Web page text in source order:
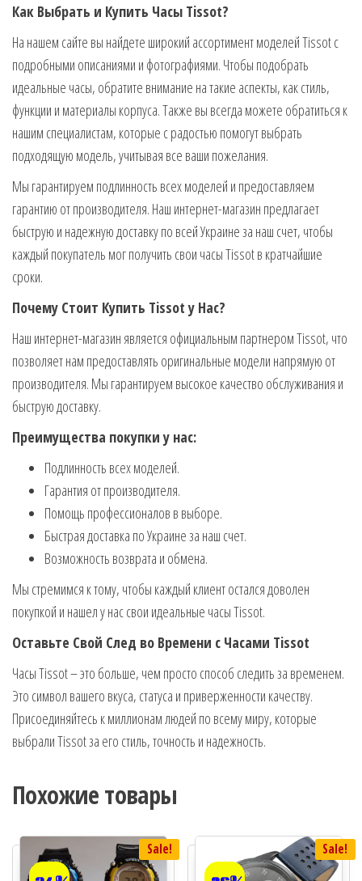
Как Выбрать и Купить Часы Tissot?
На нашем сайте вы найдете широкий ассортимент моделей Tissot с
подробными описаниями и фотографиями. Чтобы подобрать
идеальные часы, обратите внимание на такие аспекты, как стиль,
функции и материалы корпуса. Также вы всегда можете обратиться к
нашим специалистам, которые с радостью помогут выбрать
подходящую модель, учитывая все ваши пожелания.
Мы гарантируем подлинность всех моделей и предоставляем
гарантию от производителя. Наш интернет-магазин предлагает
быструю и надежную доставку по всей Украине за наш счет, чтобы
каждый покупатель мог получить свои часы Tissot в кратчайшие
сроки.
Почему Стоит Купить Tissot у Нас?
Наш интернет-магазин является официальным партнером Tissot, что
позволяет нам предоставлять оригинальные модели напрямую от
производителя. Мы гарантируем высокое качество обслуживания и
быструю доставку.
Преимущества покупки у нас:
Подлинность всех моделей.
Гарантия от производителя.
Помощь профессионалов в выборе.
Быстрая доставка по Украине за наш счет.
Возможность возврата и обмена.
Мы стремимся к тому, чтобы каждый клиент остался доволен
покупкой и нашел у нас свои идеальные часы Tissot.
Оставьте Свой След во Времени с Часами Tissot
Часы Tissot – это больше, чем просто способ следить за временем.
Это символ вашего вкуса, статуса и приверженности качеству.
Присоединяйтесь к миллионам людей по всему миру, которые
выбрали Tissot за его стиль, точность и надежность.
Похожие товары
Sale! Sale!